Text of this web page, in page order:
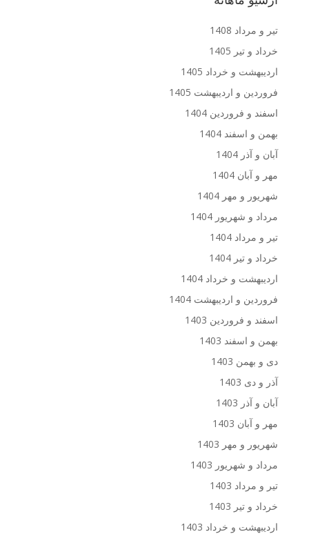
تیر و مرداد 1408
خرداد و تیر 1405
اردیبهشت و خرداد 1405
فروردین و اردیبهشت 1405
اسفند و فروردین 1404
بهمن و اسفند 1404
آبان و آذر 1404
مهر و آبان 1404
شهریور و مهر 1404
مرداد و شهریور 1404
تیر و مرداد 1404
خرداد و تیر 1404
اردیبهشت و خرداد 1404
فروردین و اردیبهشت 1404
اسفند و فروردین 1403
بهمن و اسفند 1403
دی و بهمن 1403
آذر و دی 1403
آبان و آذر 1403
مهر و آبان 1403
شهریور و مهر 1403
مرداد و شهریور 1403
تیر و مرداد 1403
خرداد و تیر 1403
اردیبهشت و خرداد 1403